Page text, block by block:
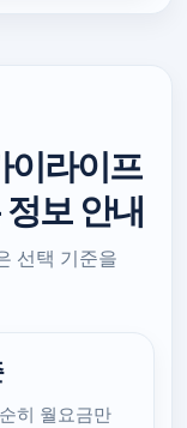
이라이프
보 안내
선택 기준을
히 월요금만